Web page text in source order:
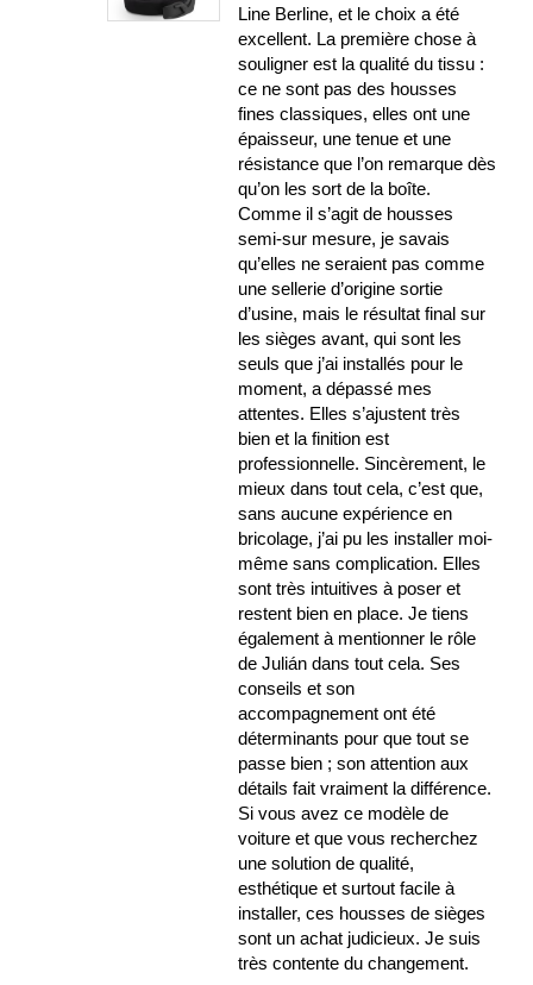
Line Berline, et le choix a été
excellent. La première chose à
souligner est la qualité du tissu :
ce ne sont pas des housses
fines classiques, elles ont une
épaisseur, une tenue et une
résistance que l’on remarque dès
qu’on les sort de la boîte.
Comme il s’agit de housses
semi-sur mesure, je savais
qu’elles ne seraient pas comme
une sellerie d’origine sortie
d’usine, mais le résultat final sur
les sièges avant, qui sont les
seuls que j’ai installés pour le
moment, a dépassé mes
attentes. Elles s’ajustent très
bien et la finition est
professionnelle. Sincèrement, le
mieux dans tout cela, c’est que,
sans aucune expérience en
bricolage, j’ai pu les installer moi-
même sans complication. Elles
sont très intuitives à poser et
restent bien en place. Je tiens
également à mentionner le rôle
de Julián dans tout cela. Ses
conseils et son
accompagnement ont été
déterminants pour que tout se
passe bien ; son attention aux
détails fait vraiment la différence.
Si vous avez ce modèle de
voiture et que vous recherchez
une solution de qualité,
esthétique et surtout facile à
installer, ces housses de sièges
sont un achat judicieux. Je suis
très contente du changement.